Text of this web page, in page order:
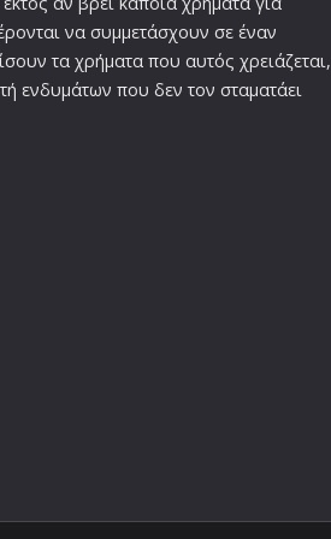
να συμμετάσχουν σε έναν
τα χρήματα που αυτός χρειάζεται,
ενδυμάτων που δεν τον σταματάει